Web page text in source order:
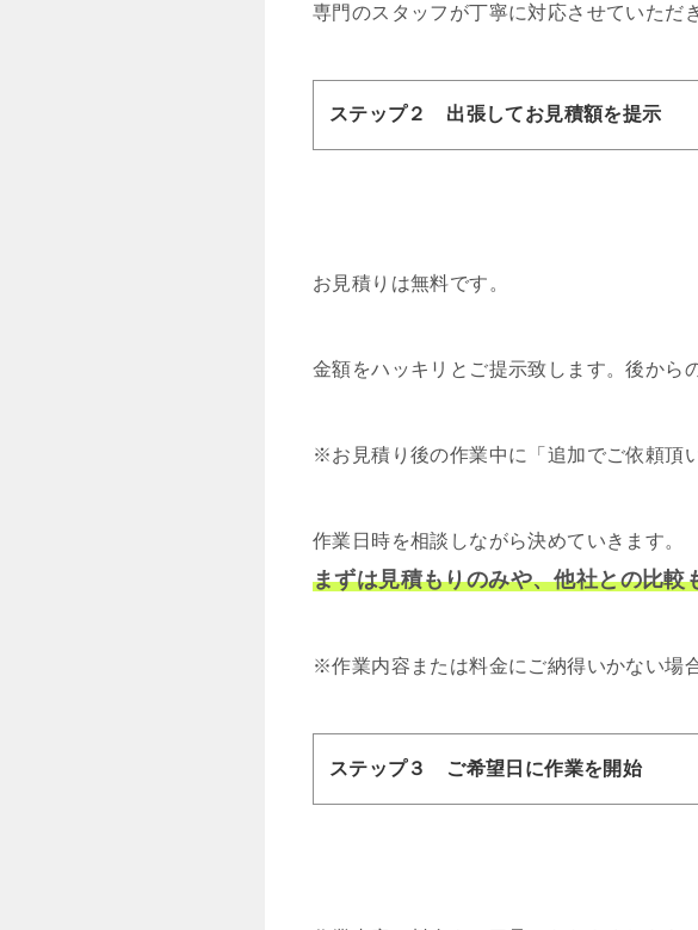
専門のスタッフが丁寧に対応させていただ
ステップ２ 出張してお見積額を提示
お見積りは無料です。
金額をハッキリとご提示致します。後から
※お見積り後の作業中に「追加でご依頼頂
作業日時を相談しながら決めていきます。
まずは見積もりのみや、他社との比較
※作業内容または料金にご納得いかない場
ステップ３ ご希望日に作業を開始